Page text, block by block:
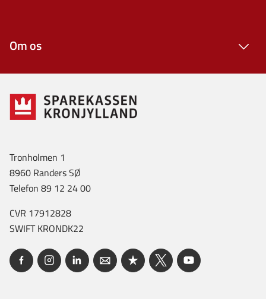
Om os
Tronholmen 1
8960 Randers SØ
Telefon 89 12 24 00
CVR 17912828
SWIFT KRONDK22